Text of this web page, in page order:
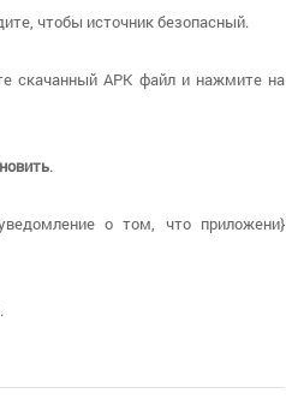
чтобы источник безопасный.
скачанный APK файл и нажмите на
.
о том, что приложени}